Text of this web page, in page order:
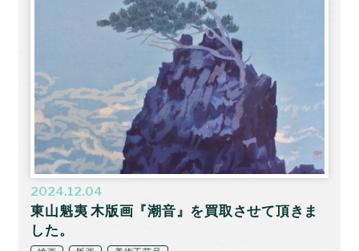
2024.12.04
東山魁夷 木版画『潮音』を買取させて頂きま
した。